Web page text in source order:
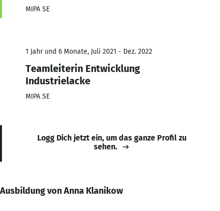
MIPA SE
1 Jahr und 6 Monate, Juli 2021 - Dez. 2022
Teamleiterin Entwicklung
Industrielacke
MIPA SE
Logg Dich jetzt ein, um das ganze Profil zu
sehen.
Ausbildung von Anna Klanikow